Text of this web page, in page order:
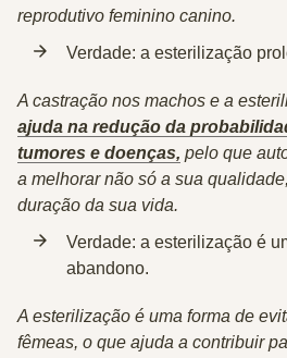
reprodutivo feminino canino.
Verdade: a esterilização
A castração nos machos e a
ajuda na redução da
tumores e doenças, pelo que
a melhorar não só a sua
duração da sua vida.
Verdade: a esterilização é
abandono.
A esterilização é uma forma de
fêmeas, o que ajuda a contribuir